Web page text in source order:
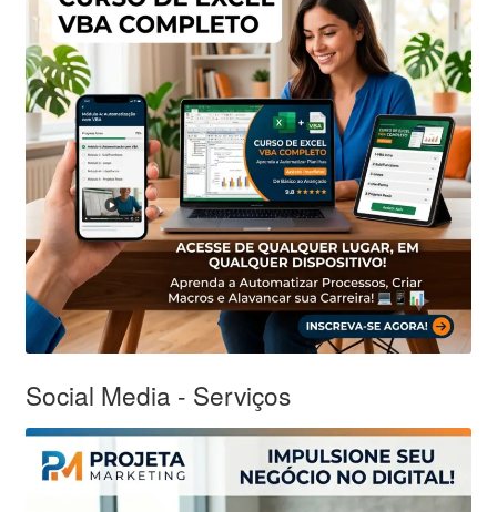
Social Media - Serviços